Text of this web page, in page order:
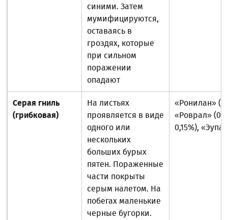
синими. Затем
мумифицируются,
оставаясь в
гроздях, которые
при сильном
поражении
опадают
Серая гниль
(грибковая)
На листьях
проявляется в виде
одного или
нескольких
больших бурых
пятен. Пораженные
части покрыты
серым налетом. На
побегах маленькие
черные бугорки.
«Ронилан»
«Роврал»
0,15%),